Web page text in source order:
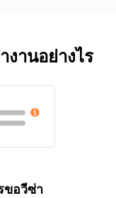
งานอย่างไร
ขอวีซ่า